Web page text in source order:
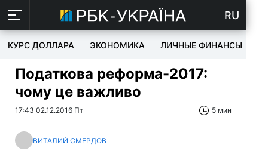
RU
КУРС ДОЛЛАРА ЭКОНОМИКА ЛИЧНЫЕ ФИНАНСЫ
Податкова реформа-2017:
чому це важливо
17:43 02.12.2016 Пт 5 мин
ВИТАЛИЙ СМЕРДОВ